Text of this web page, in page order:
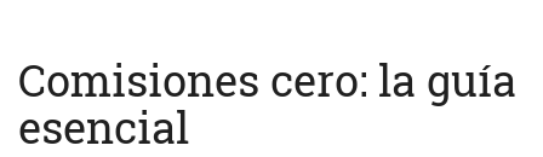
Comisiones cero: la guía
esencial